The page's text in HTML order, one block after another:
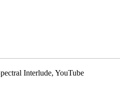
Interlude, YouTube